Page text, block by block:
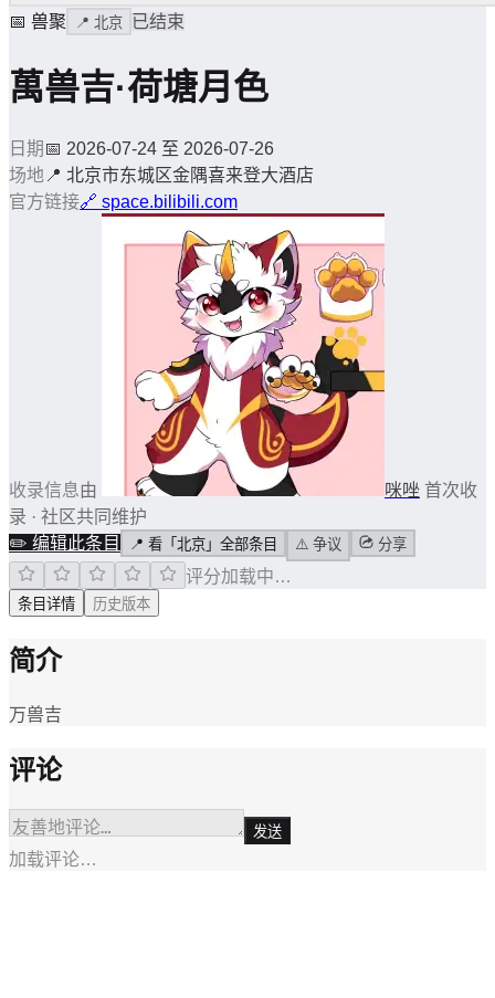
📅 兽聚 📍 北京 已结束
萬兽吉·荷塘月色
日期 📅 2026-07-24 至 2026-07-26
场地 📍 北京市东城区金隅喜来登大酒店
官方链接🔗 space.bilibili.com
收录信息由 咪唑 首次收
录 · 社区共同维护
✏️ 编辑此条目 📍 看「北京」全部条目 ⚠️ 争议 分享
评分加载中…
条目详情 历史版本
简介
万兽吉
评论
发送
加载评论…